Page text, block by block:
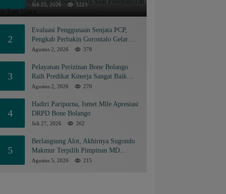
Juli 25, 2026 1223
2
Evaluasi Penggunaan Senjata PCP,
Pengkab Perbakin Gorontalo Gelar
Rapat Pengurus
Agustus 2, 2026 378
3
Pelayanan Perizinan Bone Bolango
Raih Predikat Kinerja Sangat Baik
Tingkat Nasional
Agustus 2, 2026 270
4
Hadiri Paripurna, Ismet Mile Apresiasi
DRPD Bone Bolango
Juli 27, 2026 262
5
Berlangsung Alot, Akhirnya Sugondo
Makmur Terpilih Pimpinan MD
KAHMI Kabupaten Gorontalo
Agustus 5, 2026 215